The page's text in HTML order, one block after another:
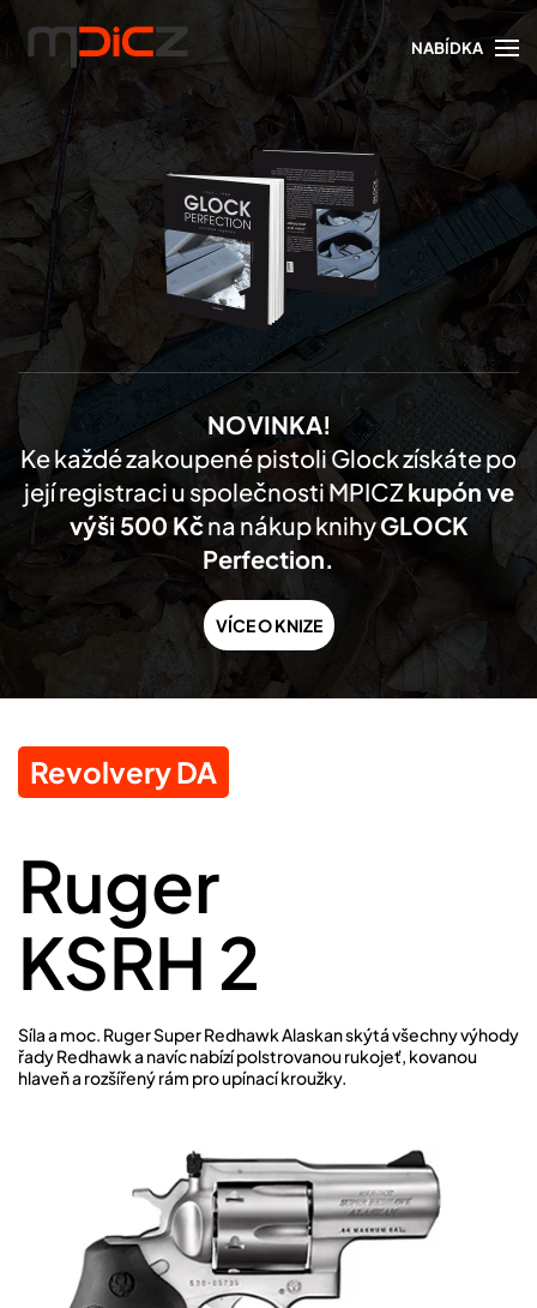
Skip to main content
NABÍDKA
NOVINKA!
Ke každé zakoupené pistoli Glock získáte po
její registraci u společnosti MPICZkupón ve
výši 500 Kčna nákup knihyGLOCK
Perfection.
VÍCE O KNIZE
Revolvery DA
Ruger
KSRH 2
Síla a moc. Ruger Super Redhawk Alaskan skýtá všechny výhody
řady Redhawk a navíc nabízí polstrovanou rukojeť, kovanou
hlaveň a rozšířený rám pro upínací kroužky.